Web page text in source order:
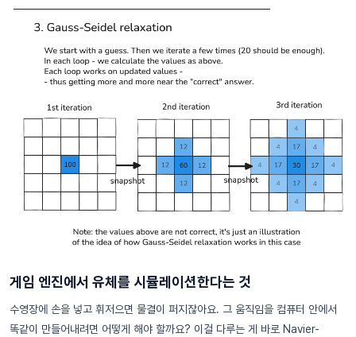
게임 엔진에서 유체를 시뮬레이션한다는 것
수영장에 손을 넣고 휘저으면 물결이 퍼지잖아요. 그 움직임을 컴퓨터 안에서
똑같이 만들어내려면 어떻게 해야 할까요? 이걸 다루는 게 바로 Navier-